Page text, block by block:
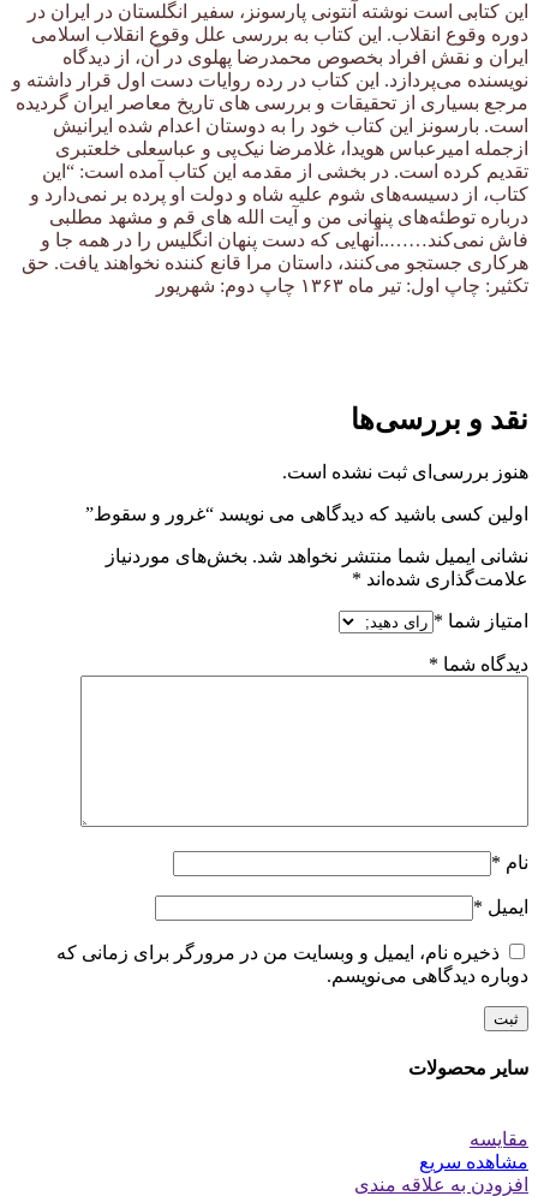
این کتابی است نوشته آنتونی پارسونز، سفیر انگلستان در ایران در
دوره وقوع انقلاب. این کتاب به بررسی علل وقوع انقلاب اسلامی
ایران و نقش افراد بخصوص محمدرضا پهلوی در آن، از دیدگاه
نویسنده می‌پردازد. این کتاب در رده روایات دست اول قرار داشته و
مرجع بسیاری از تحقیقات و بررسی های تاریخ معاصر ایران گردیده
است. بارسونز این کتاب خود را به دوستان اعدام شده ایرانیش
ازجمله امیرعباس هویدا، غلامرضا نیک‌پی و عباسعلی خلعتبری
تقدیم کرده است. در بخشی از مقدمه این کتاب آمده است: “این
کتاب، از دسیسه‌های شوم علیه شاه و دولت او پرده بر نمی‌دارد و
درباره توطئه‌های پنهانی من و آیت الله های قم و مشهد مطلبی
فاش نمی‌کند……..آنهایی که دست پنهان انگلیس را در همه جا و
هرکاری جستجو می‌کنند، داستان مرا قانع کننده نخواهند یافت. حق
تکثیر: چاپ اول: تیر ماه ۱۳۶۳ چاپ دوم: شهریور
نقد و بررسی‌ها
هنوز بررسی‌ای ثبت نشده است.
اولین کسی باشید که دیدگاهی می نویسد “غرور و سقوط”
نشانی ایمیل شما منتشر نخواهد شد. بخش‌های موردنیاز
علامت‌گذاری شده‌اند *
امتیاز شما *
دیدگاه شما *
نام *
ایمیل *
ذخیره نام، ایمیل و وبسایت من در مرورگر برای زمانی که
دوباره دیدگاهی می‌نویسم.
سایر محصولات
مقایسه
مشاهده سریع
افزودن به علاقه مندی